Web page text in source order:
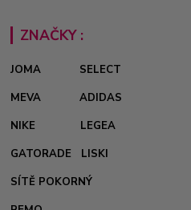
ZNAČKY :
JOMA
SELECT
MEVA
ADIDAS
NIKE
LEGEA
GATORADE
LISKI
SÍTĚ POKORNÝ